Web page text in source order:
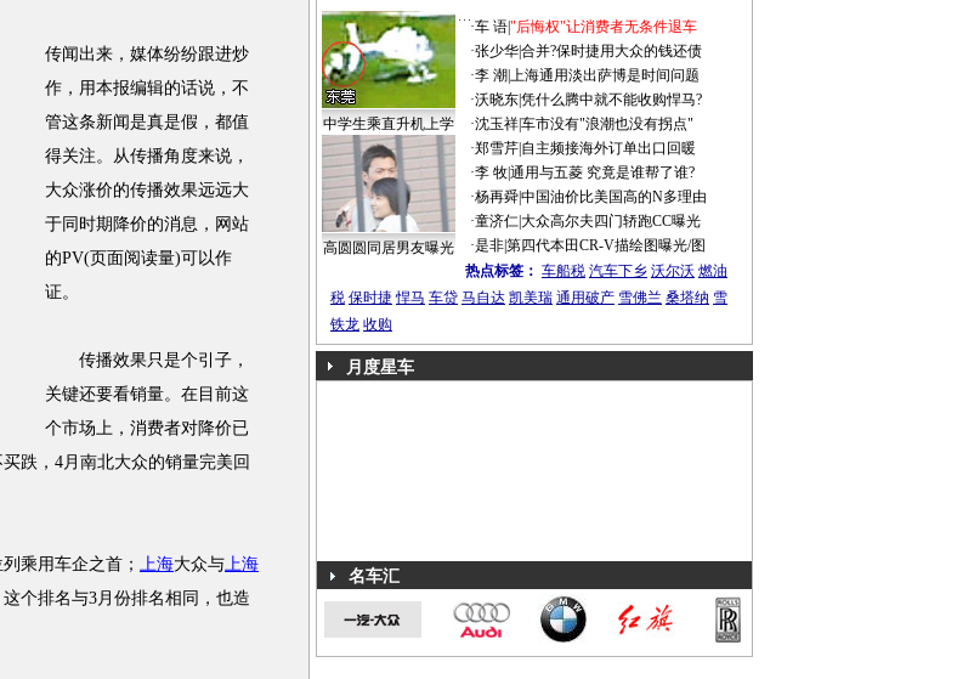
传闻出来，媒体纷纷跟进炒
作，用本报编辑的话说，不
管这条新闻是真是假，都值
得关注。从传播角度来说，
大众涨价的传播效果远远大
于同时期降价的消息，网站
的PV(页面阅读量)可以作
证。
传播效果只是个引子，
关键还要看销量。在目前这
个市场上，消费者对降价已
跌，4月南北大众的销量完美回
乘用车企之首； 上海大众与上海
个排名与3月份排名相同，也造
中学生乘直升机上学
高圆圆同居男友曝光
·车 语|"后悔权"让消费者无条件退车
·张少华|合并?保时捷用大众的钱还债
·李 潮 上海通用淡出萨博是时间问题
·沃晓东|凭什么腾中就不能收购悍马?
·沈玉祥|车市没有"浪潮也没有拐点"
·郑雪芹| 自主频接海外订单出口回暖
·李 牧|通用与五菱 究竟是谁帮了谁?
·杨再舜|中国油价比美国高的N多理由
·童济仁|大众高尔夫四门轿跑CC曝光
·是非|第四代本田CR-V描绘图曝光/图
热点标签： 车船税 汽车下乡 沃尔沃 燃油
税 保时捷 悍马 车贷 马自达 凯美瑞 通用破产 雪佛兰 桑塔纳 雪
铁龙 收购
月度星车
名车汇